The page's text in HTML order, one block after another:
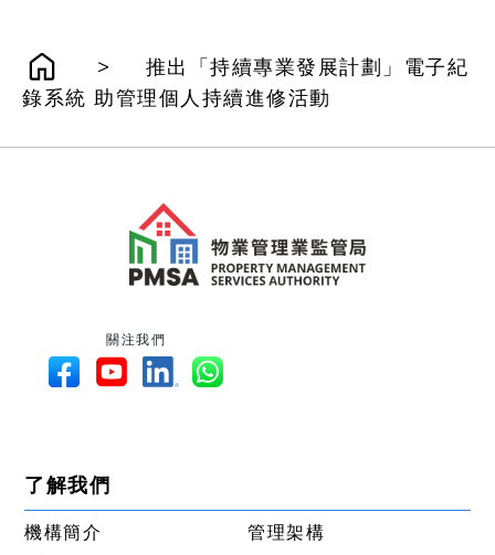
>
推出「持續專業發展計劃」電子紀
錄系統 助管理個人持續進修活動
關注我們
了解我們
機構簡介
管理架構